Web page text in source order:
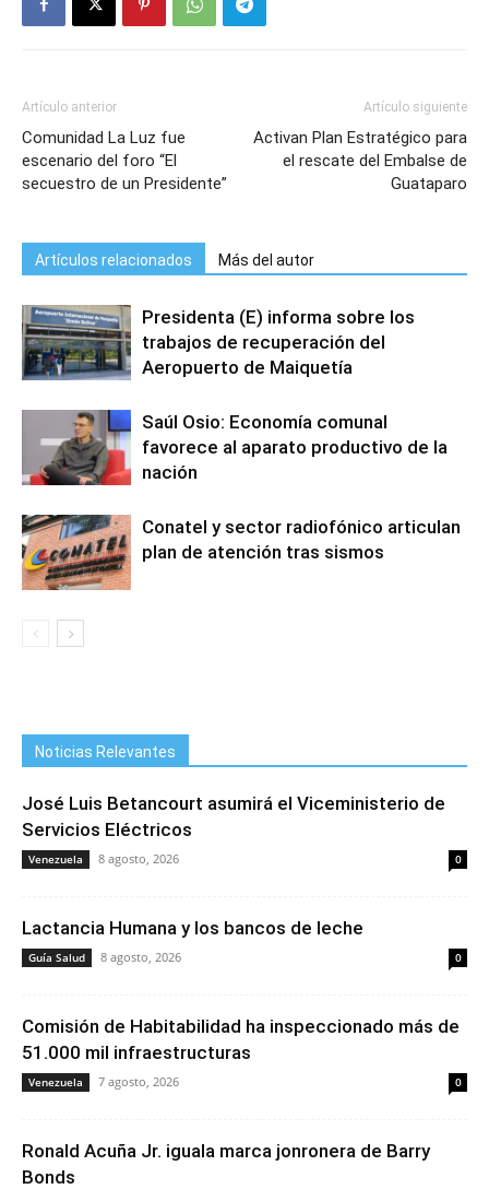
Artículo anterior
Comunidad La Luz fue
escenario del foro “El
secuestro de un Presidente”
Artículo siguiente
Activan Plan Estratégico para
el rescate del Embalse de
Guataparo
Artículos relacionados Más del autor
Presidenta (E) informa sobre los
trabajos de recuperación del
Aeropuerto de Maiquetía
Saúl Osio: Economía comunal
favorece al aparato productivo de la
nación
Conatel y sector radiofónico articulan
plan de atención tras sismos
Noticias Relevantes
José Luis Betancourt asumirá el Viceministerio de
Servicios Eléctricos
Venezuela 8 agosto, 2026 0
Lactancia Humana y los bancos de leche
Guía Salud 8 agosto, 2026 0
Comisión de Habitabilidad ha inspeccionado más de
51.000 mil infraestructuras
Venezuela 7 agosto, 2026 0
Ronald Acuña Jr. iguala marca jonronera de Barry
Bonds